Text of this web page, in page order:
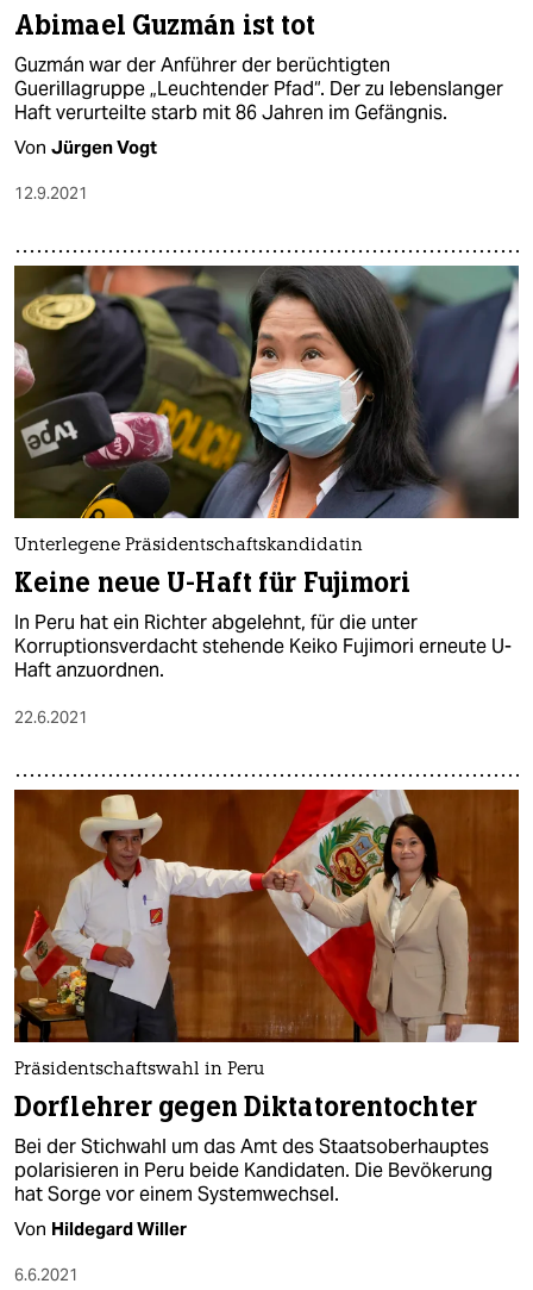
Abimael Guzmán ist tot
Guzmán war der Anführer der berüchtigten
Guerillagruppe „Leuchtender Pfad“. Der zu lebenslanger
Haft verurteilte starb mit 86 Jahren im Gefängnis.
Von Jürgen Vogt
12.9.2021
Unterlegene Präsidentschaftskandidatin
Keine neue U-Haft für Fujimori
In Peru hat ein Richter abgelehnt, für die unter
Korruptionsverdacht stehende Keiko Fujimori erneute U-
Haft anzuordnen.
22.6.2021
Präsidentschaftswahl in Peru
Dorflehrer gegen Diktatorentochter
Bei der Stichwahl um das Amt des Staatsoberhauptes
polarisieren in Peru beide Kandidaten. Die Bevökerung
hat Sorge vor einem Systemwechsel.
Von Hildegard Willer
6.6.2021